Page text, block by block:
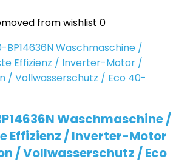
from wishlist 0
Waschmaschine /
Effizienz / Inverter-Motor
/ Vollwasserschutz / Eco